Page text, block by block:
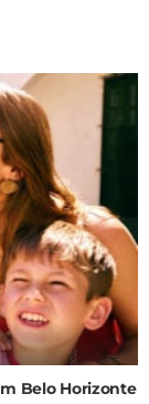
Belo Horizonte